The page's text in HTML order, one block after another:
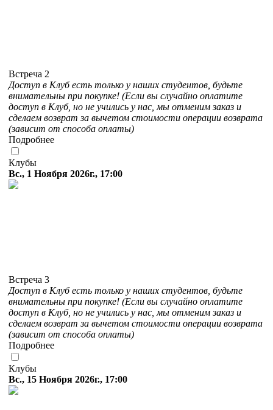
Встреча 2
Доступ в Клуб есть только у наших студентов, будьте
внимательны при покупке! (Если вы случайно оплатите
доступ в Клуб, но не учились у нас, мы отменим заказ и
сделаем возврат за вычетом стоимости операции возврата
(зависит от способа оплаты)
Подробнее
Клубы
Вс., 1 Ноября 2026г., 17:00
Встреча 3
Доступ в Клуб есть только у наших студентов, будьте
внимательны при покупке! (Если вы случайно оплатите
доступ в Клуб, но не учились у нас, мы отменим заказ и
сделаем возврат за вычетом стоимости операции возврата
(зависит от способа оплаты)
Подробнее
Клубы
Вс., 15 Ноября 2026г., 17:00